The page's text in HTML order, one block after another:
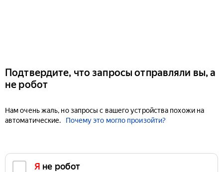
Подтвердите, что запросы отправляли вы, а
не робот
Нам очень жаль, но запросы с вашего устройства похожи на
автоматические.
Почему это могло произойти?
Я не робот